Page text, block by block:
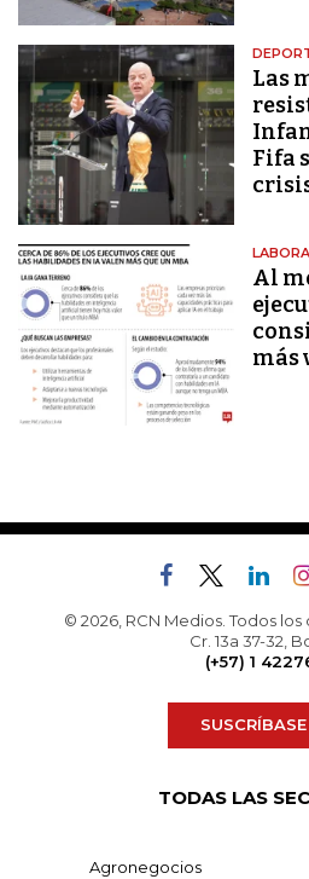
Las
Fifa
Al
más
© 2026, RCN Medios. Todos
Cr. 13a 37-32,
(+57) 1
SUSCRÍBASE
TODAS LAS
Agronegocios